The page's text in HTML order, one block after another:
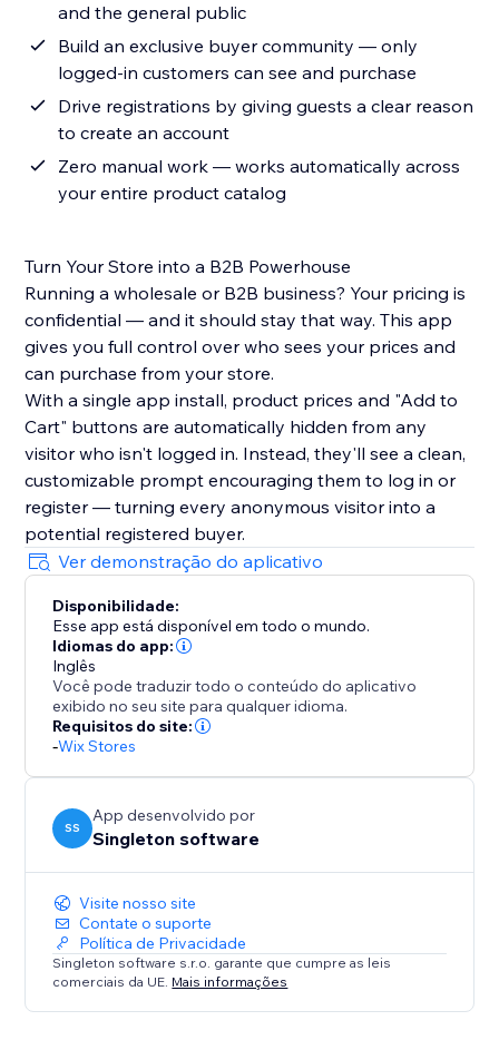
and the general public
Build an exclusive buyer community — only
logged-in customers can see and purchase
Drive registrations by giving guests a clear reason
to create an account
Zero manual work — works automatically across
your entire product catalog
Turn Your Store into a B2B Powerhouse
Running a wholesale or B2B business? Your pricing is
confidential — and it should stay that way. This app
gives you full control over who sees your prices and
can purchase from your store.
With a single app install, product prices and "Add to
Cart" buttons are automatically hidden from any
visitor who isn't logged in. Instead, they'll see a clean,
customizable prompt encouraging them to log in or
register — turning every anonymous visitor into a
potential registered buyer.
Ver demonstração do aplicativo
Disponibilidade:
Esse app está disponível em todo o mundo.
Idiomas do app:
Inglês
Você pode traduzir todo o conteúdo do aplicativo
exibido no seu site para qualquer idioma.
Requisitos do site:
-Wix Stores
SS
App desenvolvido por
Singleton software
Visite nosso site
Contate o suporte
Política de Privacidade
Singleton software s.r.o. garante que cumpre as leis
comerciais da UE. Mais informações